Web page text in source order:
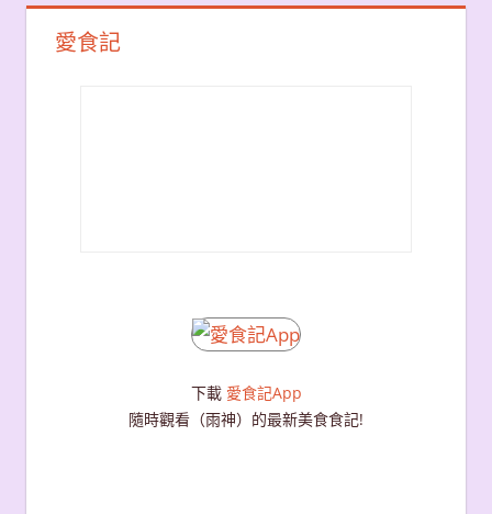
愛食記
下載 愛食記App
隨時觀看（雨神）的最新美食食記!